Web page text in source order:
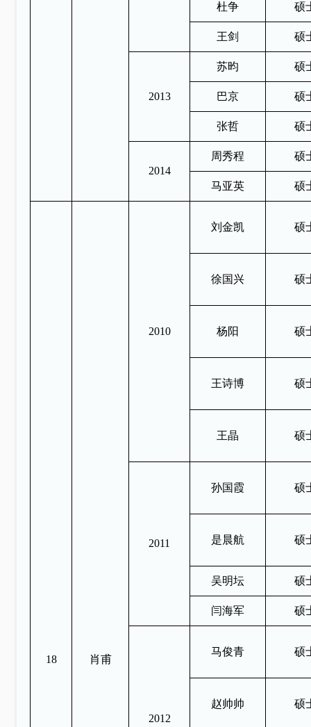
杜争 硕
王剑 硕
2013
苏昀 硕
巴京 硕
张哲 硕
2014
周秀程 硕
马亚英 硕
18 肖甫
2010
刘金凯 硕
徐国兴 硕
杨阳 硕
王诗博 硕
王晶 硕
2011
孙国霞 硕
是晨航 硕
吴明坛 硕
闫海军 硕
2012
马俊青 硕
赵帅帅 硕